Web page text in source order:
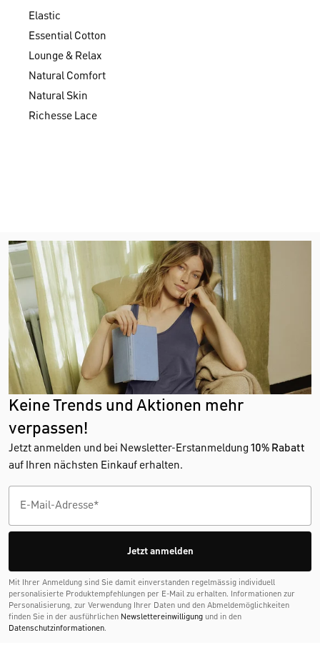
Elastic
Essential Cotton
Lounge & Relax
Natural Comfort
Natural Skin
Richesse Lace
Keine Trends und Aktionen mehr
verpassen!
Jetzt anmelden und bei Newsletter-Erstanmeldung 10% Rabatt
auf Ihren nächsten Einkauf erhalten.
Jetzt anmelden
Mit Ihrer Anmeldung sind Sie damit einverstanden regelmässig individuell
personalisierte Produktempfehlungen per E-Mail zu erhalten. Informationen zur
Personalisierung, zur Verwendung Ihrer Daten und den Abmelde­möglichkeiten
finden Sie in der ausführlichen Newslettereinwilligung und in den
Datenschutzinformationen.